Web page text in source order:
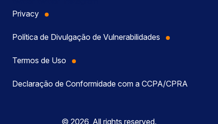
Privacy
Política de Divulgação de Vulnerabilidades
Termos de Uso
Declaração de Conformidade com a CCPA/CPRA
© 2026, All rights reserved.